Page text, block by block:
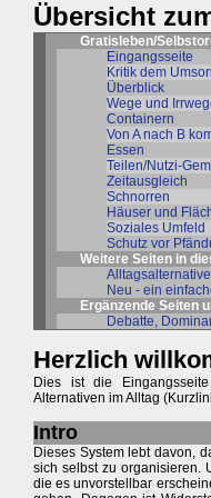
Übersicht
Gratisleben/
Eingangsseite
Kritik dem
Überblick
Wege und
Containern
Von A nach B
Essen
Teilen/Nutzi-Gem
Zeitausgleich
Schnorren
Häuser und
Soziales Umfeld
Schutz vor
Weitere Seiten in
Neu - ein
Ergänzende Seiten
Debatte,
Herzlich
Dies ist die
Alternativen im Alltag
Intro
Dieses System lebt davon,
sich selbst zu organisieren.
die es unvorstellbar